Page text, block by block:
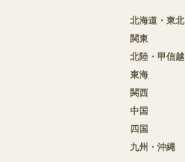
北海道・東北
関東
北陸・甲信越
東海
関西
中国
四国
九州・沖縄